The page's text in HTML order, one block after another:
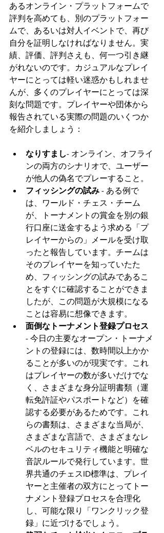
あるオンライン・プラットフォームで
評判を高めても、別のプラットフォー
ムで、あるいは対人イベントで、再び
自分を証明しなければなりません。実
績、評価、評判さえも、何一つ引き継
がれないのです。カジュアルなプレイ
ヤーにとっては軽い迷惑かもしれませ
んが、多くのプレイヤーにとっては深
刻な問題です。プレイヤーや団体から
報告されている実際の問題のいくつか
を紹介しましょう：
なりすまし- オンライン、オフライ
ンの両方のシナリオで、ユーザー
が他人の偽名でプレーすること。
フィッシングの試み - ある例で
は、ワールド・チェス・チーム
が、トーナメントの賞金を別の銀
行口座に送金するよう求める「プ
レイヤーからの」メールを受け取
ったと報告しています。チームは
そのプレイヤーを知っていたた
め、フィッシングの試みであるこ
とをすぐに確認することができま
したが、この問題が大規模になる
ことは容易に想像できます。
面倒なトーナメント登録プロセス
- 今日の主要なオープン・トーナメ
ントの登録には、数時間以上かか
ることが多いのが現実です。これ
はプレイヤーの数が多いだけでな
く、さまざまな身分証明書類（運
転免許証やパスポートなど）を確
認する必要があるためです。これ
らの書類は、さまざまな当局が、
さまざまな言語で、さまざまなレ
ベルのセキュリティ機能と明確な
音訳ルールで発行しています。世
界共通のチェスID標準は、プレイ
ヤーと主催者の双方にとってトー
ナメント登録プロセスを合理化
し、可能な限り「ワンクリック登
録」に近づけるでしょう。